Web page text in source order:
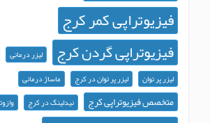
فیزیوتراپی کمر کرج
فیزیوتراپی گردن کرج لیزر درمانی
لیزر
لیزر پر توان
لیزر پر توان در کرج ماساژ درمانی
متخصص فیزیوتراپی کرج نیدلینگ در کرج وازوترین